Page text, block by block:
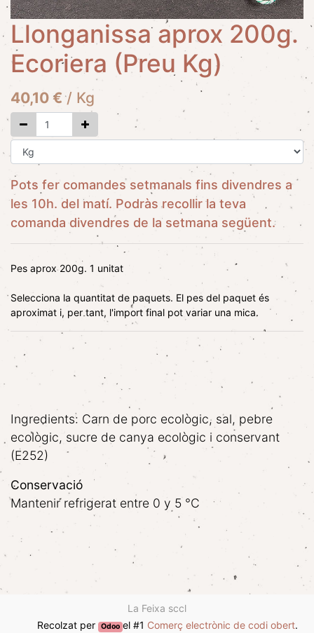
Llonganissa aprox 200g.
Ecoriera (Preu Kg)
40,10 € / Kg
Pots fer comandes setmanals fins divendres a
les 10h. del matí. Podràs recollir la teva
comanda divendres de la setmana següent.
Pes aprox 200g. 1 unitat
Selecciona la quantitat de paquets. El pes del paquet és
aproximat i, per tant, l'import final pot variar una mica.
Ingredients: Carn de porc ecològic, sal, pebre
ecològic, sucre de canya ecològic i conservant
(E252)
Conservació
Mantenir refrigerat entre 0 y 5 °C
La Feixa sccl
Recolzat per
Odoo el #1 Comerç electrònic de codi obert.